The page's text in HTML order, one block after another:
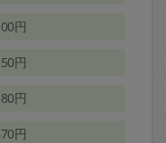
円
円
円
円